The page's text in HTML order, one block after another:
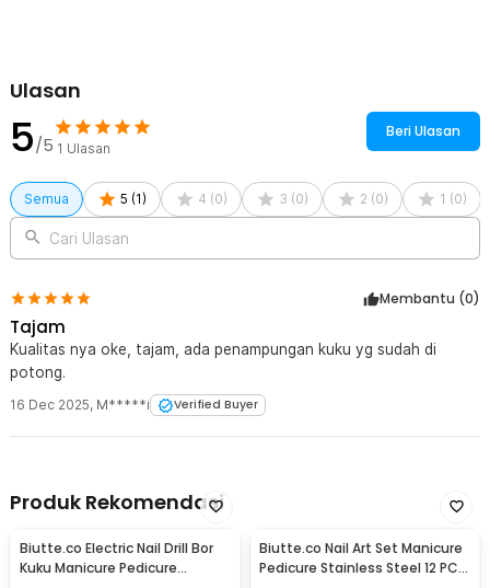
Ulasan
5/5 1 Ulasan
Beri Ulasan
Semua 5 (1 ) 4 (0) 3 (0) 2 (0) 1 (0)
Cari Ulasan
Membantu (0)
Tajam
Kualitas nya oke, tajam, ada penampungan kuku yg sudah di
potong.
16 Dec 2025, M*****i Verified Buyer
Produk Rekomendasi
Biutte.co Electric Nail Drill Bor
Kuku Manicure Pedicure
Biutte.co Nail Art Set Manicure
Pedicure Stainless Steel 12 PCS